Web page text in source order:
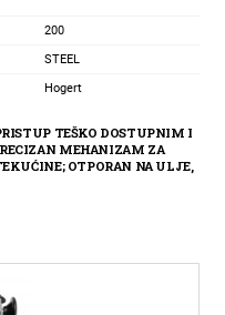
200
STEEL
Hogert
TEŠKO DOSTUPNIM I
MEHANIZAM ZA
OTPORAN NA ULJE,